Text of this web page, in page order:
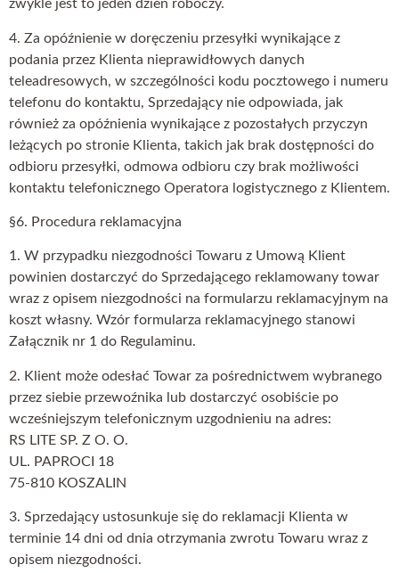
zwykle jest to jeden dzień roboczy.
4. Za opóźnienie w doręczeniu przesyłki wynikające z
podania przez Klienta nieprawidłowych danych
teleadresowych, w szczególności kodu pocztowego i numeru
telefonu do kontaktu, Sprzedający nie odpowiada, jak
również za opóźnienia wynikające z pozostałych przyczyn
leżących po stronie Klienta, takich jak brak dostępności do
odbioru przesyłki, odmowa odbioru czy brak możliwości
kontaktu telefonicznego Operatora logistycznego z Klientem.
§6. Procedura reklamacyjna
1. W przypadku niezgodności Towaru z Umową Klient
powinien dostarczyć do Sprzedającego reklamowany towar
wraz z opisem niezgodności na formularzu reklamacyjnym na
koszt własny. Wzór formularza reklamacyjnego stanowi
Załącznik nr 1 do Regulaminu.
2. Klient może odesłać Towar za pośrednictwem wybranego
przez siebie przewoźnika lub dostarczyć osobiście po
wcześniejszym telefonicznym uzgodnieniu na adres:
RS LITE SP. Z O. O.
UL. PAPROCI 18
75-810 KOSZALIN
3. Sprzedający ustosunkuje się do reklamacji Klienta w
terminie 14 dni od dnia otrzymania zwrotu Towaru wraz z
opisem niezgodności.